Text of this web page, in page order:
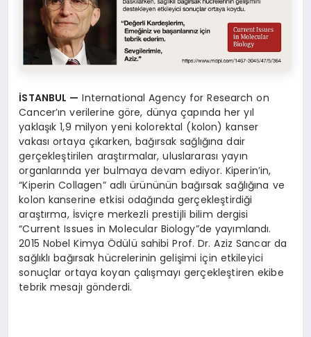
İSTANBUL — International Agency for Research on
Cancer’ın verilerine göre, dünya çapında her yıl
yaklaşık 1,9 milyon yeni kolorektal (kolon) kanser
vakası ortaya çıkarken, bağırsak sağlığına dair
gerçekleştirilen araştırmalar, uluslararası yayın
organlarında yer bulmaya devam ediyor. Kiperin’in,
“Kiperin Collagen” adlı ürününün bağırsak sağlığına ve
kolon kanserine etkisi odağında gerçekleştirdiği
araştırma, İsviçre merkezli prestijli bilim dergisi
“Current Issues in Molecular Biology”de yayımlandı.
2015 Nobel Kimya Ödülü sahibi Prof. Dr. Aziz Sancar da
sağlıklı bağırsak hücrelerinin gelişimi için etkileyici
sonuçlar ortaya koyan çalışmayı gerçekleştiren ekibe
tebrik mesajı gönderdi.